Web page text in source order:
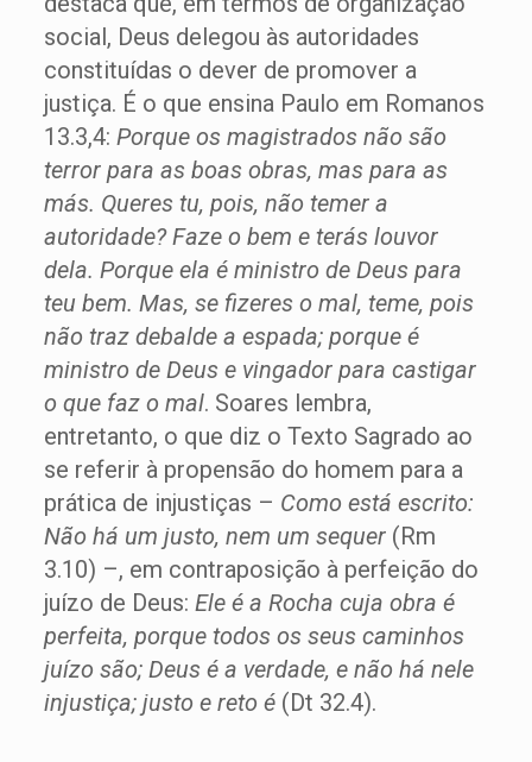
social, Deus delegou às autoridades
constituídas o dever de promover a
justiça. É o que ensina Paulo em Romanos
13.3,4: Porque os magistrados não são
terror para as boas obras, mas para as
más. Queres tu, pois, não temer a
autoridade? Faze o bem e terás louvor
dela. Porque ela é ministro de Deus para
teu bem. Mas, se fizeres o mal, teme, pois
não traz debalde a espada; porque é
ministro de Deus e vingador para castigar
o que faz o mal. Soares lembra,
entretanto, o que diz o Texto Sagrado ao
se referir à propensão do homem para a
prática de injustiças – Como está escrito:
Não há um justo, nem um sequer (Rm
3.10) –, em contraposição à perfeição do
juízo de Deus: Ele é a Rocha cuja obra é
perfeita, porque todos os seus caminhos
juízo são; Deus é a verdade, e não há nele
injustiça; justo e reto é (Dt 32.4).